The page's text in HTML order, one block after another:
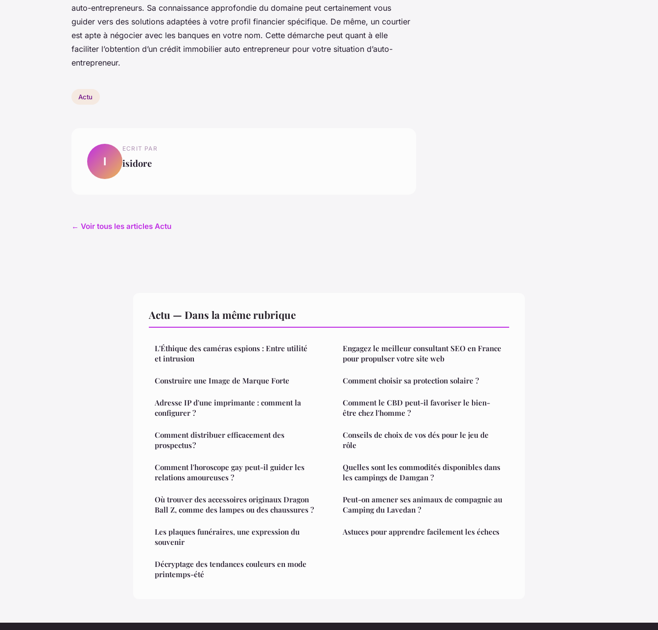
auto-entrepreneurs. Sa connaissance approfondie du domaine peut certainement vous
guider vers des solutions adaptées à votre profil financier spécifique. De même, un courtier
est apte à négocier avec les banques en votre nom. Cette démarche peut quant à elle
faciliter l’obtention d’un crédit immobilier auto entrepreneur pour votre situation d’auto-
entrepreneur.
Actu
I
ECRIT PAR
isidore
← Voir tous les articles Actu
Actu — Dans la même rubrique
L'Éthique des caméras espions : Entre utilité
et intrusion
Construire une Image de Marque Forte
Adresse IP d'une imprimante : comment la
configurer ?
Comment distribuer efficacement des
prospectus ?
Comment l'horoscope gay peut-il guider les
relations amoureuses ?
Où trouver des accessoires originaux Dragon
Ball Z, comme des lampes ou des chaussures ?
Les plaques funéraires, une expression du
souvenir
Décryptage des tendances couleurs en mode
printemps-été
Engagez le meilleur consultant SEO en France
pour propulser votre site web
Comment choisir sa protection solaire ?
Comment le CBD peut-il favoriser le bien-
être chez l'homme ?
Conseils de choix de vos dés pour le jeu de
rôle
Quelles sont les commodités disponibles dans
les campings de Damgan ?
Peut-on amener ses animaux de compagnie au
Camping du Lavedan ?
Astuces pour apprendre facilement les échecs